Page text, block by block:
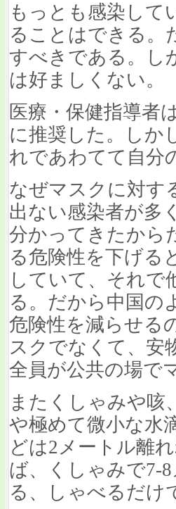
もっとも感染して
ることはできる。
すべきである。し
は好ましくない。
医療・保健指導者
に推奨した。しか
れであわてて自分
なぜマスクに対す
出ない感染者が多
分かってきたから
る危険性を下げる
していて、それで
る。だから中国の
危険性を減らせる
スクでなくて、安
全員が公共の場で
またくしゃみや咳
や極めて微小な水
どは2メートル離
ば、くしゃみで7-
る、しゃべるだけ